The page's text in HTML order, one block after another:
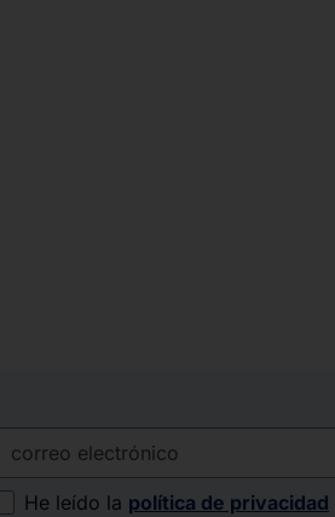
correo electrónico
He leído la política de privacidad